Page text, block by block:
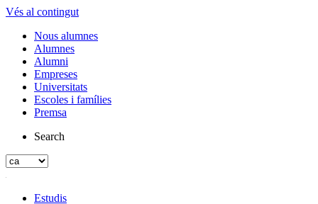
Vés al contingut
Nous alumnes
Alumnes
Alumni
Empreses
Universitats
Escoles i famílies
Premsa
Search
Estudis